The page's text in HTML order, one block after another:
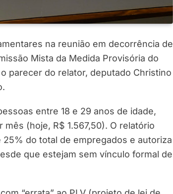
na reunião em decorrência de
Mista da Medida Provisória do
parecer do relator, deputado Christino
entre 18 e 29 anos de idade,
(hoje, R$ 1.567,50). O relatório
do total de empregados e autoriza
que estejam sem vínculo formal de